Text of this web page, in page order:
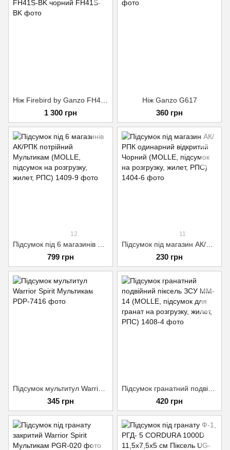
1 300 грн
Ніж Ganzo G617
360 грн
12
799 грн
11
230 грн
345 грн 420 грн